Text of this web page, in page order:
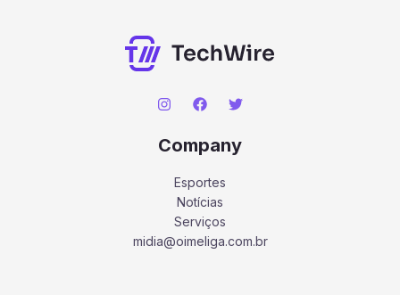
Company
Esportes
Notícias
Serviços
midia@oimeliga.com.br